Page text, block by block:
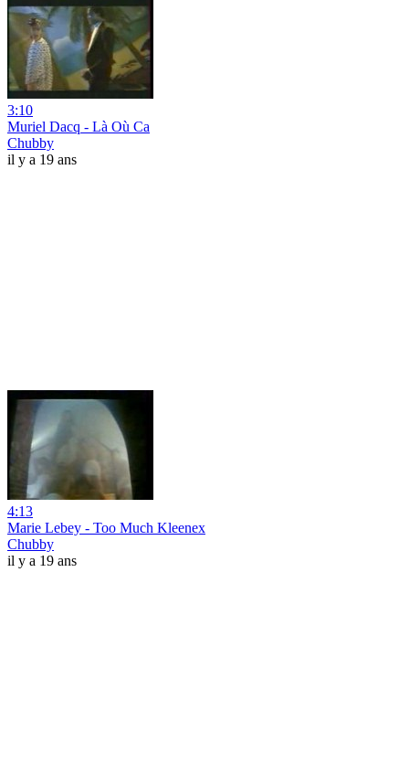
3:10
Muriel Dacq - Là Où Ca
Chubby
il y a 19 ans
4:13
Marie Lebey - Too Much Kleenex
Chubby
il y a 19 ans